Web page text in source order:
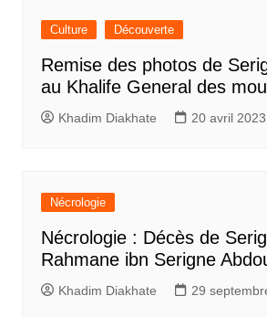
Culture Découverte
Remise des photos de
au Khalife General des
Khadim Diakhate 20 avril 2023
Nécrologie
Nécrologie : Décès de
Rahmane ibn Serigne
Khadim Diakhate 29